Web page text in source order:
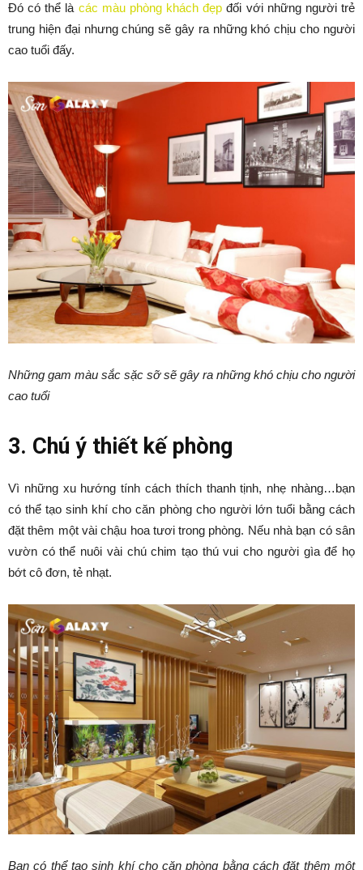
Đó có thể là các màu phòng khách đẹp đối với những người trẻ
trung hiện đại nhưng chúng sẽ gây ra những khó chịu cho người
cao tuổi đấy.
Những gam màu sắc sặc sỡ sẽ gây ra những khó chịu cho người
cao tuổi
3. Chú ý thiết kế phòng
Vì những xu hướng tính cách thích thanh tịnh, nhẹ nhàng…bạn
có thể tạo sinh khí cho căn phòng cho người lớn tuổi bằng cách
đặt thêm một vài chậu hoa tươi trong phòng. Nếu nhà bạn có sân
vườn có thể nuôi vài chú chim tạo thú vui cho người gìa để họ
bớt cô đơn, tẻ nhạt.
Bạn có thể tạo sinh khí cho căn phòng bằng cách đặt thêm một